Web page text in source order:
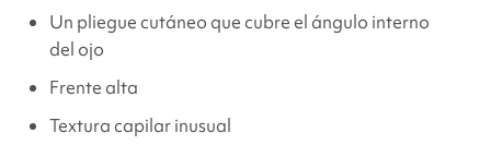
Un pliegue cutáneo que cubre el ángulo interno
del ojo
Frente alta
Textura capilar inusual